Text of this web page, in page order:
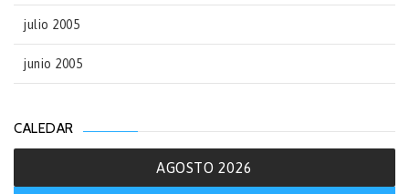
julio 2005
junio 2005
CALEDAR
AGOSTO 2026